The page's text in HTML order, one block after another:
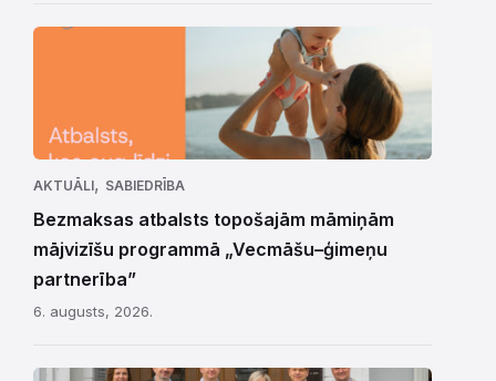
AKTUĀLI, SABIEDRĪBA
Bezmaksas atbalsts topošajām māmiņām
mājvizīšu programmā „Vecmāšu–ģimeņu
partnerība”
6. augusts, 2026.